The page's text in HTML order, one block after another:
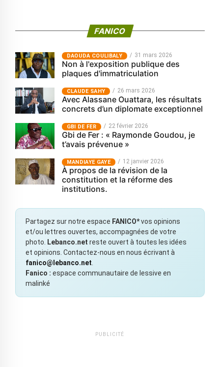
FANICO
‎DAOUDA COULIBALY 31 mars 2026
Non à l'exposition publique des
plaques d'immatriculation
CLAUDE SAHY 26 mars 2026
Avec Alassane Ouattara, les résultats
concrets d’un diplomate exceptionnel
GBI DE FER 22 février 2026
Gbi de Fer : « Raymonde Goudou, je
t’avais prévenue »
MANDIAYE GAYE 12 janvier 2026
À propos de la révision de la
constitution et la réforme des
institutions.
Partagez sur notre espace FANICO*vos opinions
et/ou lettres ouvertes, accompagnées de votre
photo.
Lebanco.net reste ouvert à toutes les idées
et opinions. Contactez-nous en nous écrivant à
fanico@lebanco.net
Fanico : espace communautaire de lessive en
malinké
PUBLICITÉ